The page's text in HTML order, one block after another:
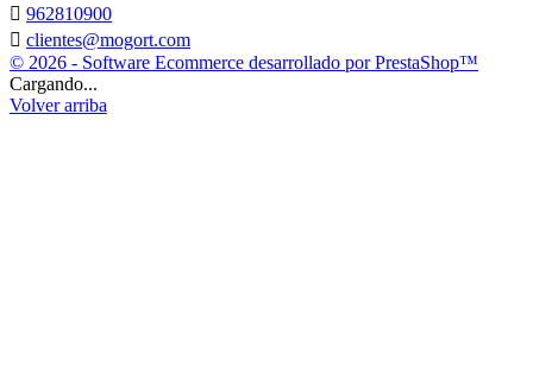
 962810900
 clientes@mogort.com
© 2026 - Software Ecommerce desarrollado por PrestaShop™
Cargando...
Volver arriba